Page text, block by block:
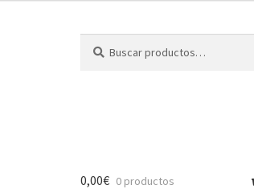
por:
0,00€ 0 productos